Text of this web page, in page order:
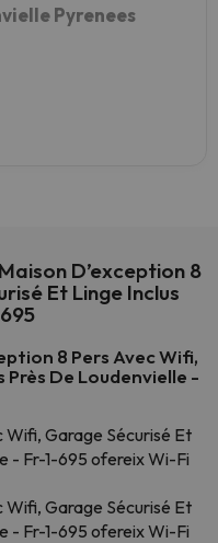
Pyrenees
D’exception 8
Et Linge Inclus
8 Pers Avec Wifi,
Près De Loudenvielle -
Wifi, Garage Sécurisé Et
- Fr-1-695 ofereix Wi-Fi
Wifi, Garage Sécurisé Et
- Fr-1-695 ofereix Wi-Fi